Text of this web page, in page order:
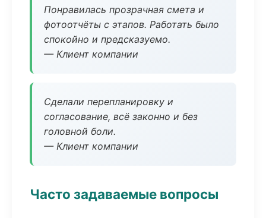
Понравилась прозрачная смета и
фотоотчёты с этапов. Работать было
спокойно и предсказуемо.
— Клиент компании
Сделали перепланировку и
согласование, всё законно и без
головной боли.
— Клиент компании
Часто задаваемые вопросы